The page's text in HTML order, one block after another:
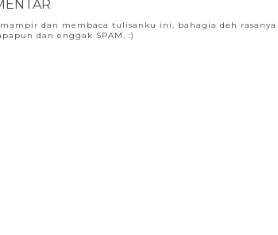
mampir dan membaca tulisanku ini, bahagia deh
dan enggak SPAM. :)